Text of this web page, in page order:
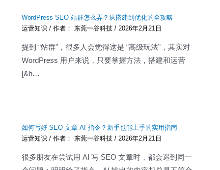
WordPress SEO 站群怎么弄？从搭建到优化的全攻略
运营知识 / 作者： 东莞一谷科技/2026年2月21日
提到 “站群”，很多人会觉得这是 “高级玩法”，其实对
WordPress 用户来说，只要掌握方法，搭建和运营
[&h…
如何写好 SEO 文章 AI 指令？新手也能上手的实用指南
运营知识 / 作者： 东莞一谷科技/2026年2月21日
很多朋友在尝试用 AI 写 SEO 文章时，都会遇到同一